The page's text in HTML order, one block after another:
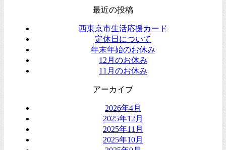
最近の投稿
西東京市生活応援カード
定休日について
年末年始のお休み
12月のお休み
11月のお休み
アーカイブ
2026年4月
2025年12月
2025年11月
2025年10月